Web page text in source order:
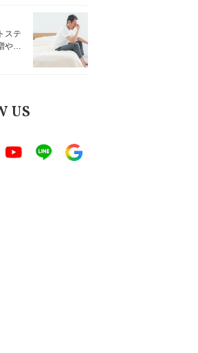
ステ
す
US
Youtubeline